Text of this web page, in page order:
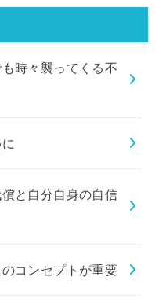
時々襲ってくる不
と自分自身の自信
コンセプトが重要